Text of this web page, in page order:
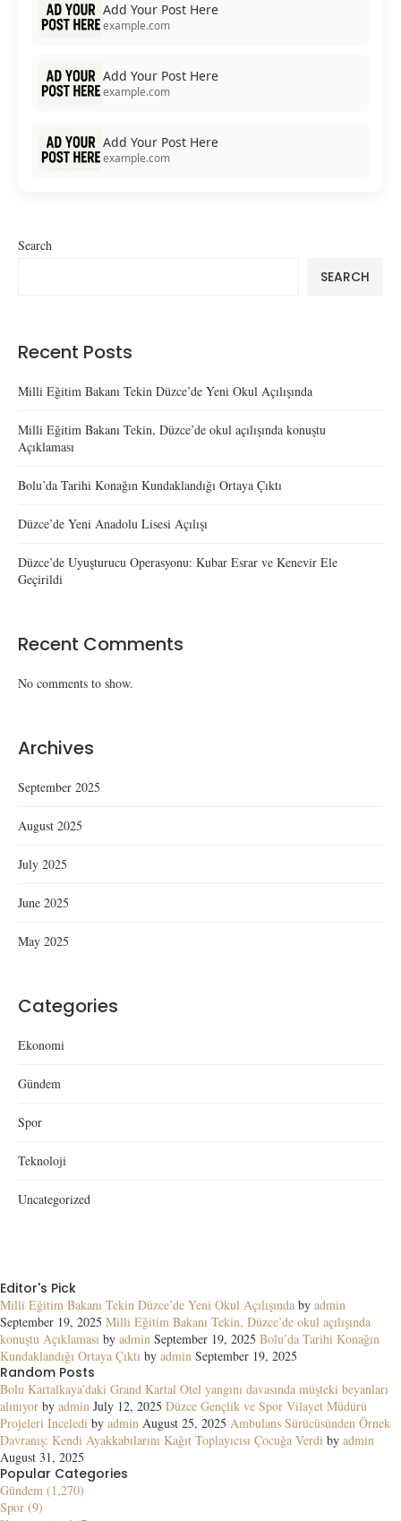
Add Your Post Here
example.com
Add Your Post Here
example.com
Add Your Post Here
example.com
Search
SEARCH
Recent Posts
Milli Eğitim Bakanı Tekin Düzce’de Yeni Okul Açılışında
Milli Eğitim Bakanı Tekin, Düzce’de okul açılışında konuştu
Açıklaması
Bolu’da Tarihi Konağın Kundaklandığı Ortaya Çıktı
Düzce’de Yeni Anadolu Lisesi Açılışı
Düzce’de Uyuşturucu Operasyonu: Kubar Esrar ve Kenevir Ele
Geçirildi
Recent Comments
No comments to show.
Archives
September 2025
August 2025
July 2025
June 2025
May 2025
Categories
Ekonomi
Gündem
Spor
Teknoloji
Uncategorized
Editor's Pick
Milli Eğitim Bakanı Tekin Düzce’de Yeni Okul Açılışında by admin
September 19, 2025 Milli Eğitim Bakanı Tekin, Düzce’de okul açılışında
konuştu Açıklaması by admin September 19, 2025 Bolu’da Tarihi Konağın
Kundaklandığı Ortaya Çıktı by admin September 19, 2025
Random Posts
Bolu Kartalkaya’daki Grand Kartal Otel yangını davasında müşteki beyanları
alınıyor by admin July 12, 2025 Düzce Gençlik ve Spor Vilayet Müdürü
Projeleri İnceledi by admin August 25, 2025 Ambulans Sürücüsünden Örnek
Davranış: Kendi Ayakkabılarını Kağıt Toplayıcısı Çocuğa Verdi by admin
August 31, 2025
Popular Categories
Gündem (1,270)
Spor (9)